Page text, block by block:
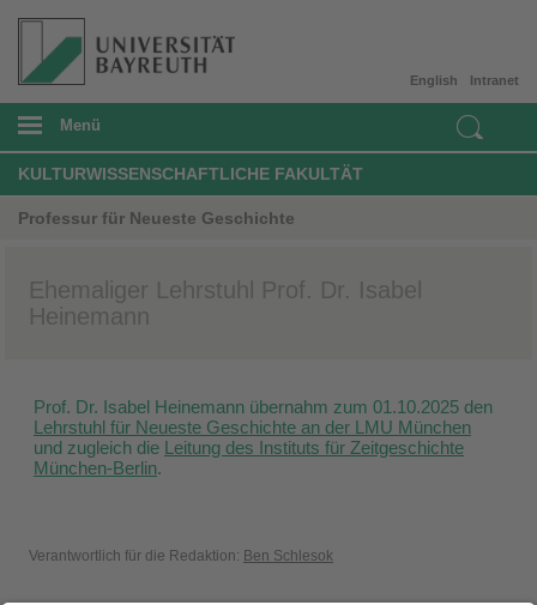
Intranet
English
Menü
KULTURWISSENSCHAFTLICHE FAKULTÄT
Professur für Neueste Geschichte
Ehemaliger Lehrstuhl Prof. Dr. Isabel
Heinemann
Prof. Dr. Isabel Heinemann übernahm zum 01.10.2025 den
Lehrstuhl für Neueste Geschichte an der LMU München
und zugleich die Leitung des Instituts für Zeitgeschichte
München-Berlin.
Verantwortlich für die Redaktion: Ben Schlesok